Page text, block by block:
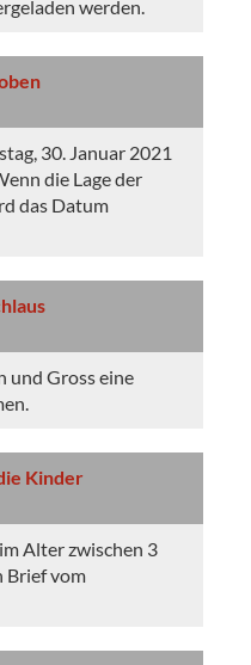
werden.
30. Januar 2021
die Lage der
das Datum
und Gross eine
Kinder
Alter zwischen 3
Brief vom